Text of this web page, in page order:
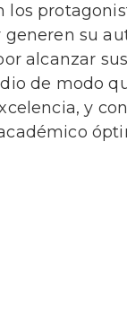
los
su
alcanzar
de modo
y